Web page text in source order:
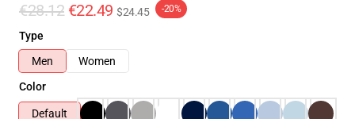
€28.12 €22.49 $24.45 -20%
Type
Men
Women
Color
Default